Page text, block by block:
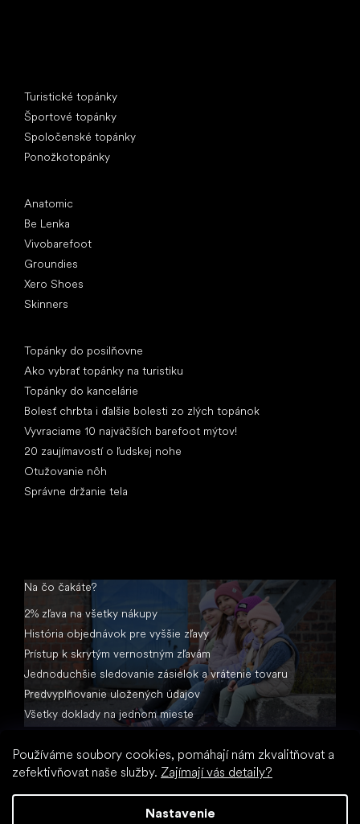
Používáme soubory cookies, pomáhají nám zkvalitňovat a
zefektivňovat naše služby. Zajímají vás detaily?
Nastavenie
Turistické topánky
Športové topánky
Spoločenské topánky
Ponožkotopánky
Anatomic
Be Lenka
Vivobarefoot
Groundies
Xero Shoes
Skinners
Topánky do posilňovne
Ako vybrať topánky na turistiku
Topánky do kancelárie
Bolesť chrbta i ďalšie bolesti zo zlých topánok
Vyvraciame 10 najväčších barefoot mýtov!
20 zaujímavostí o ľudskej nohe
Otužovanie nôh
Správne držanie tela
Na čo čakáte?
2% zľava na všetky nákupy
História objednávok pre vyššie zľavy
Prístup k skrytým vernostným zľavám
Jednoduchšie sledovanie zásielok a vrátenie tovaru
Predvyplňovanie uložených údajov
Všetky doklady na jednom mieste
Vytvoril Shoptet